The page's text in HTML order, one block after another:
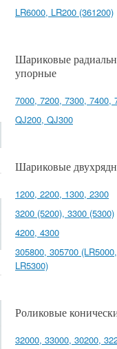
LR6000, LR200 (361200)
Шариковые
упорные
7000, 7200, 7300, 7400,
QJ200, QJ300
Шариковые
1200, 2200, 1300, 2300
3200 (5200), 3300 (5300)
4200, 4300
305800, 305700
LR5300)
Роликовые
32000, 33000, 30200,